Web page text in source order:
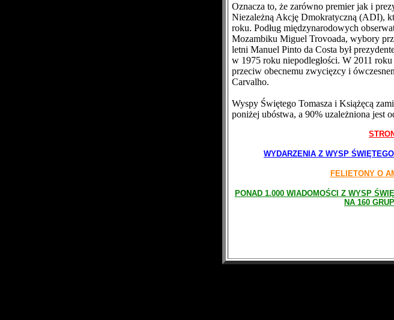
Oznacza to, że zarówno premier jak i
Niezależną Akcję Dmokratyczną (ADI),
roku. Podług międzynarodowych
Mozambiku Miguel Trovoada, wybory
letni Manuel Pinto da Costa był
w 1975 roku niepodległości. W 2011
przeciw obecnemu zwycięzcy i
Carvalho.
Wyspy Świętego Tomasza i Książęcą
poniżej ubóstwa, a 90% uzależniona jest
WYDARZENIA Z WYSP
FELIETONY O
PONAD 1.000 WIADOMOŚCI Z WYSP
NA 160